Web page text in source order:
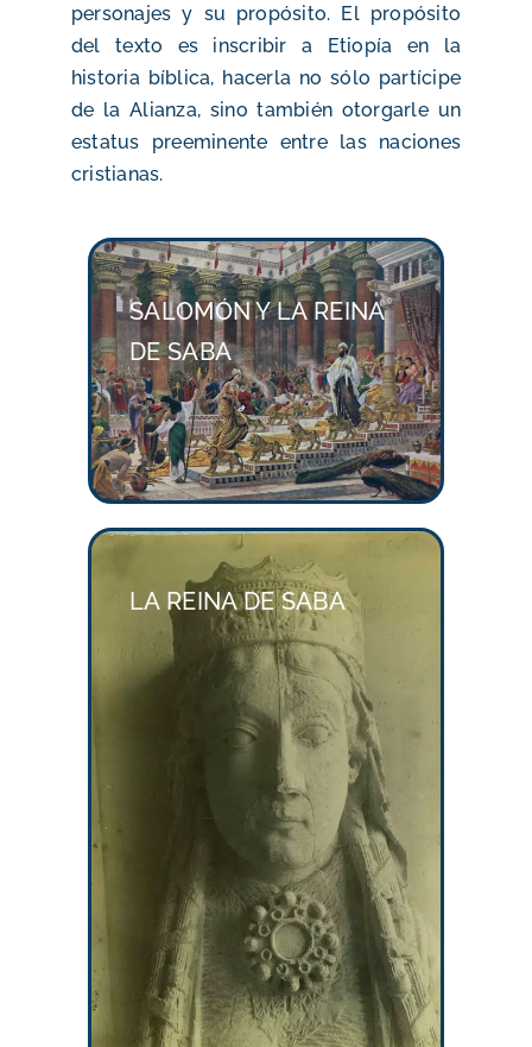
personajes y su propósito. El propósito
del texto es inscribir a Etiopía en la
historia bíblica, hacerla no sólo partícipe
de la Alianza, sino también otorgarle un
estatus preeminente entre las naciones
cristianas.
SALOMÓN Y LA REINA
DE SABA
LA REINA DE SABA